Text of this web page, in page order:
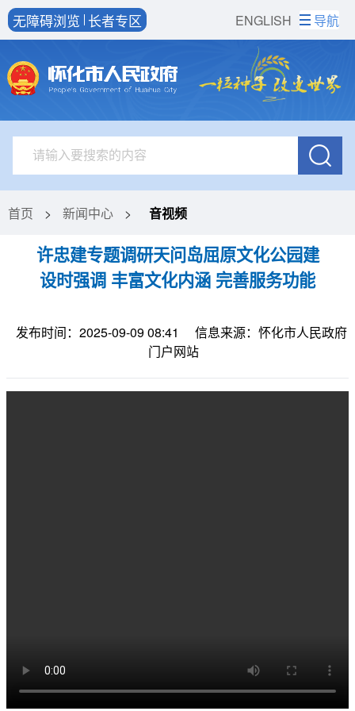
ENGLISH
无障碍浏览 长者专区 导航
首页 > 新闻中心 > 音视频
许忠建专题调研天问岛屈原文化公园建
设时强调 丰富文化内涵 完善服务功能
发布时间：2025-09-09 08:41
信息来源：怀化市人民政府
门户网站